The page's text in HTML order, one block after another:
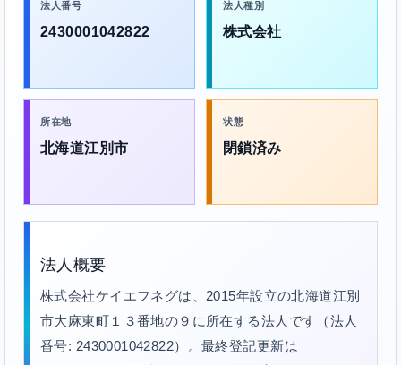
法人番号
2430001042822
法人種別
株式会社
所在地
北海道江別市
状態
閉鎖済み
法人概要
株式会社ケイエフネグは、2015年設立の北海道江別
市大麻東町１３番地の９に所在する法人です（法人
番号: 2430001042822）。最終登記更新は